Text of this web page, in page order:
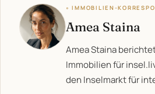
◦ IMMOBILIEN-
Amea Staina
Amea Staina
Immobilien für
den Inselmarkt für